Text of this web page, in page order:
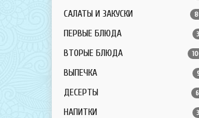
САЛАТЫ И ЗАКУСКИ
ПЕРВЫЕ БЛЮДА
ВТОРЫЕ БЛЮДА
ВЫПЕЧКА
ДЕСЕРТЫ
НАПИТКИ